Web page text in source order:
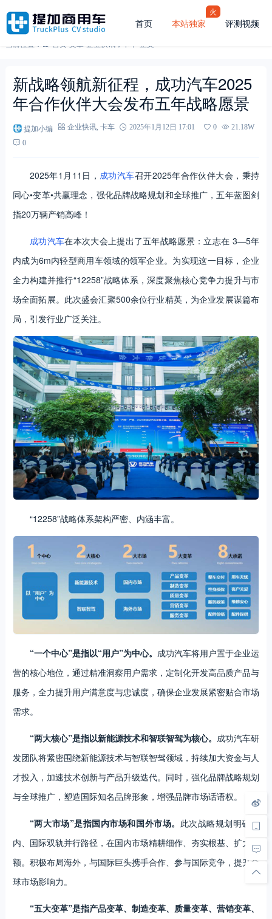
首页 本站独家
火
评测视频
新战略领航新征程，成功汽车2025
年合作伙伴大会发布五年战略愿景
提加小编 企业快讯, 卡车 2025年1月12日 17:01 0
21.18W
0
2025年1月11日， 成功汽车召开2025年合作伙伴大会，秉持
同心•变革•共赢理念，强化品牌战略规划和全球推广，五年蓝图剑
指20万辆产销高峰！
成功汽车在本次大会上提出了五年战略愿景：立志在 3—5年
内成为6m内轻型商用车领域的领军企业。为实现这一目标，企业
全力构建并推行“12258”战略体系，深度聚焦核心竞争力提升与市
场全面拓展。此次盛会汇聚500余位行业精英，为企业发展谋篇布
局，引发行业广泛关注。
“12258”战略体系架构严密、内涵丰富。
“一个中心”是指以“用户”为中心。 成功汽车将用户置于企业运
营的核心地位，通过精准洞察用户需求，定制化开发高品质产品与
服务，全力提升用户满意度与忠诚度，确保企业发展紧密贴合市场
需求。
“两大核心”是指以新能源技术和智联智驾为核心。 成功汽车研
发团队将紧密围绕新能源技术与智联智驾领域，持续加大资金与人
才投入，加速技术创新与产品升级迭代。同时，强化品牌战略规划
与全球推广，塑造国际知名品牌形象，增强品牌市场话语权。
“两大市场”是指国内市场和国外市场。 此次战略规划明确国
内、国际双轨并行路径，在国内市场精耕细作、夯实根基、扩大份
额。积极布局海外，与国际巨头携手合作、参与国际竞争，提升全
球市场影响力。
“五大变革”是指产品变革、制造变革、质量变革、营销变革、